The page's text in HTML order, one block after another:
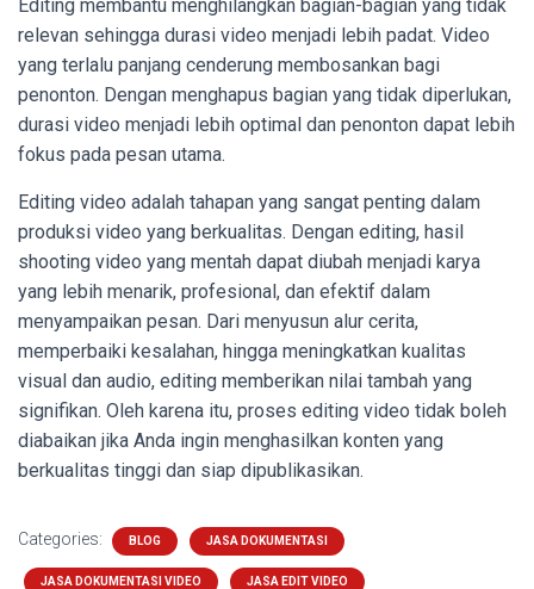
Editing membantu menghilangkan bagian-bagian yang tidak
relevan sehingga durasi video menjadi lebih padat. Video
yang terlalu panjang cenderung membosankan bagi
penonton. Dengan menghapus bagian yang tidak diperlukan,
durasi video menjadi lebih optimal dan penonton dapat lebih
fokus pada pesan utama.
Editing video adalah tahapan yang sangat penting dalam
produksi video yang berkualitas. Dengan editing, hasil
shooting video yang mentah dapat diubah menjadi karya
yang lebih menarik, profesional, dan efektif dalam
menyampaikan pesan. Dari menyusun alur cerita,
memperbaiki kesalahan, hingga meningkatkan kualitas
visual dan audio, editing memberikan nilai tambah yang
signifikan. Oleh karena itu, proses editing video tidak boleh
diabaikan jika Anda ingin menghasilkan konten yang
berkualitas tinggi dan siap dipublikasikan.
Categories: BLOG JASA DOKUMENTASI
JASA DOKUMENTASI VIDEO JASA EDIT VIDEO